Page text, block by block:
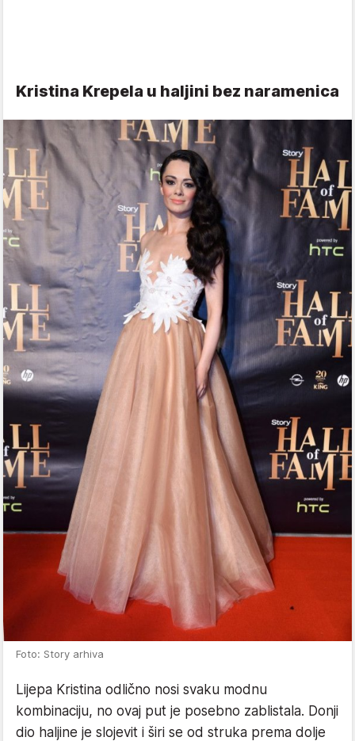
Kristina Krepela u haljini bez naramenica
Foto: Story arhiva
Lijepa Kristina odlično nosi svaku modnu
kombinaciju, no ovaj put je posebno zablistala. Donji
dio haljine je slojevit i širi se od struka prema dolje